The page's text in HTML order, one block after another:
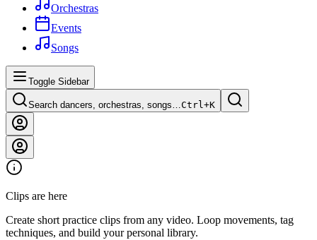
Orchestras
Events
Songs
Toggle Sidebar
Search dancers, orchestras, songs…Ctrl+K
Clips are here
Create short practice clips from any video. Loop movements, tag
techniques, and build your personal library.